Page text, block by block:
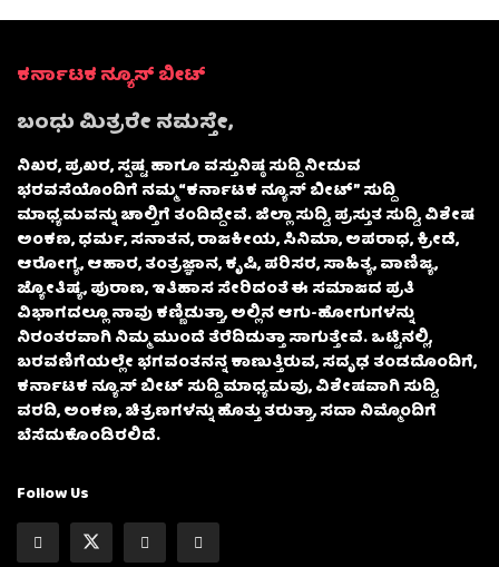
ಕರ್ನಾಟಕ ನ್ಯೂಸ್ ಬೀಟ್
ಬಂಧು ಮಿತ್ರರೇ ನಮಸ್ತೇ,
ನಿಖರ, ಪ್ರಖರ, ಸ್ಪಷ್ಟ ಹಾಗೂ ವಸ್ತುನಿಷ್ಠ ಸುದ್ದಿ ನೀಡುವ
ಭರವಸೆಯೊಂದಿಗೆ ನಮ್ಮ “ಕರ್ನಾಟಕ ನ್ಯೂಸ್ ಬೀಟ್” ಸುದ್ದಿ
ಮಾಧ್ಯಮವನ್ನು ಚಾಲ್ತಿಗೆ ತಂದಿದ್ದೇವೆ. ಜಿಲ್ಲಾ ಸುದ್ದಿ, ಪ್ರಸ್ತುತ ಸುದ್ದಿ, ವಿಶೇಷ
ಅಂಕಣ, ಧರ್ಮ, ಸನಾತನ, ರಾಜಕೀಯ, ಸಿನಿಮಾ, ಅಪರಾಧ, ಕ್ರೀಡೆ,
ಆರೋಗ್ಯ, ಆಹಾರ, ತಂತ್ರಜ್ಞಾನ, ಕೃಷಿ, ಪರಿಸರ, ಸಾಹಿತ್ಯ, ವಾಣಿಜ್ಯ,
ಜ್ಯೋತಿಷ್ಯ, ಪುರಾಣ, ಇತಿಹಾಸ ಸೇರಿದಂತೆ ಈ ಸಮಾಜದ ಪ್ರತಿ
ವಿಭಾಗದಲ್ಲೂ ನಾವು ಕಣ್ಣಿಡುತ್ತಾ, ಅಲ್ಲಿನ ಆಗು-ಹೋಗುಗಳನ್ನು
ನಿರಂತರವಾಗಿ ನಿಮ್ಮ ಮುಂದೆ ತೆರೆದಿಡುತ್ತಾ ಸಾಗುತ್ತೇವೆ. ಒಟ್ಟಿನಲ್ಲಿ,
ಬರವಣಿಗೆಯಲ್ಲೇ ಭಗವಂತನನ್ನ ಕಾಣುತ್ತಿರುವ, ಸದೃಢ ತಂಡದೊಂದಿಗೆ,
ಕರ್ನಾಟಕ ನ್ಯೂಸ್ ಬೀಟ್ ಸುದ್ದಿ ಮಾಧ್ಯಮವು, ವಿಶೇಷವಾಗಿ ಸುದ್ದಿ,
ವರದಿ, ಅಂಕಣ, ಚಿತ್ರಣಗಳನ್ನು ಹೊತ್ತು ತರುತ್ತಾ, ಸದಾ ನಿಮ್ಮೊಂದಿಗೆ
ಬೆಸೆದುಕೊಂಡಿರಲಿದೆ.
Follow Us